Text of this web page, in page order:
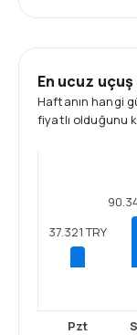
En ucuz
Haftanın hangi
fiyatlı olduğunu
37.321 TRY
Pzt